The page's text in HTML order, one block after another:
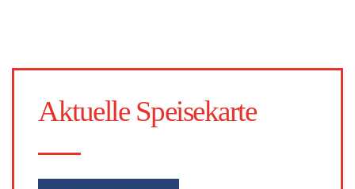
Aktuelle Speisekarte